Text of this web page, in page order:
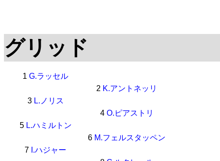
グリッド
1 G.ラッセル
2 K.アントネッリ
3 L.ノリス
4 O.ピアストリ
5 L.ハミルトン
6 M.フェルスタッペン
7 I.ハジャー